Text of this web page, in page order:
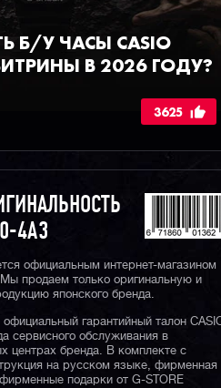
Б/У ЧАСЫ CASIO
В 2026 ГОДУ?
3625
4A3
официальным интернет-магазином
продаем только оригинальную и
японского бренда.
гарантийный талон
сервисного обслуживания в
центрах бренда. В комплекте с
на русском языке, фирменная
подарки от G-STORE